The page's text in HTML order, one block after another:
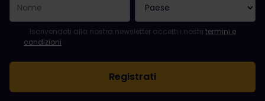
La registrazione è avvenuta con successo.
Il campo "Indirizzo e-mail" è obbligatorio.
L'indirizzo e-mail non è valido.
Si è verificato un errore durante l'iscrizione alla newsletter.
Sei già iscritto a questa newsletter!
Per iscriversi alla newsletter, accettare i termini e le condizioni.
Iscrivendoti alla nostra newsletter accetti i nostri termini e
condizioni.